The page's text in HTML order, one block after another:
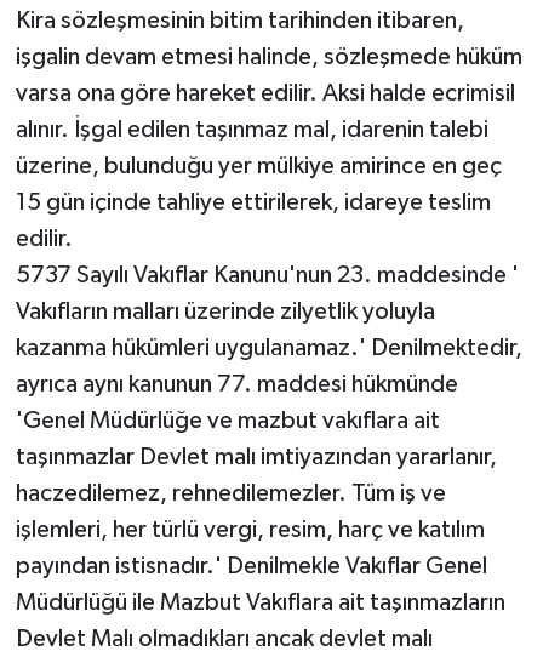
Kira sözleşmesinin bitim tarihinden itibaren,
işgalin devam etmesi halinde, sözleşmede hüküm
varsa ona göre hareket edilir. Aksi halde ecrimisil
alınır. İşgal edilen taşınmaz mal, idarenin talebi
üzerine, bulunduğu yer mülkiye amirince en geç
15 gün içinde tahliye ettirilerek, idareye teslim
edilir.
5737 Sayılı Vakıflar Kanunu'nun 23. maddesinde '
Vakıfların malları üzerinde zilyetlik yoluyla
kazanma hükümleri uygulanamaz.' Denilmektedir,
ayrıca aynı kanunun 77. maddesi hükmünde
'Genel Müdürlüğe ve mazbut vakıflara ait
taşınmazlar Devlet malı imtiyazından yararlanır,
haczedilemez, rehnedilemezler. Tüm iş ve
işlemleri, her türlü vergi, resim, harç ve katılım
payından istisnadır.' Denilmekle Vakıflar Genel
Müdürlüğü ile Mazbut Vakıflara ait taşınmazların
Devlet Malı olmadıkları ancak devlet malı